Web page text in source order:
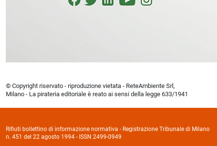
© Copyright riservato - riproduzione vietata - ReteAmbiente Srl,
Milano - La pirateria editoriale è reato ai sensi della legge 633/1941
Rifiuti bollettino di informazione normativa - Registrazione Tribunale di Milano
n. 451 del 22 agosto 1994 - ISSN 2499-0949